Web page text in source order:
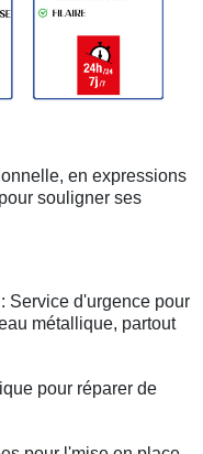
en expressions
souligner ses
: Service d'urgence pour
métallique, partout
pour réparer de